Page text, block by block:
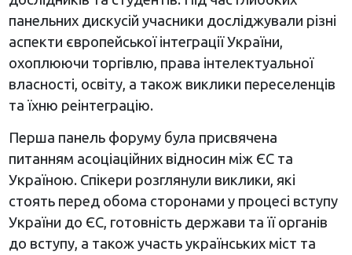
панельних дискусій учасники досліджували різні
аспекти європейської інтеграції України,
охоплюючи торгівлю, права інтелектуальної
власності, освіту, а також виклики переселенців
та їхню реінтеграцію.
Перша панель форуму була присвячена
питанням асоціаційних відносин між ЄС та
Україною. Спікери розглянули виклики, які
стоять перед обома сторонами у процесі вступу
України до ЄС, готовність держави та її органів
до вступу, а також участь українських міст та